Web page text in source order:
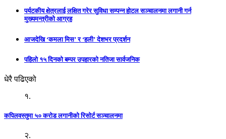
पर्यटकीय क्षेत्रलाई लक्षित गरेर सुविधा सम्पन्न होटल सञ्चालनमा लगानी गर्न
मुख्यमन्त्रीको आग्रह
आजदेखि ‘कमला मिस’ र ‘हली’ देशभर प्रदर्शन
पहिलो १५ दिनको बम्पर उपहारको नतिजा सार्वजनिक
धेरै पढिएको
१.
कपिलवस्तुमा ५० करोड लगानीको रिसोर्ट सञ्चालनमा
२.